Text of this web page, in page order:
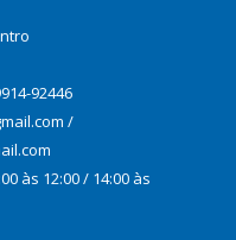
92446
/
às 12:00 / 14:00 às